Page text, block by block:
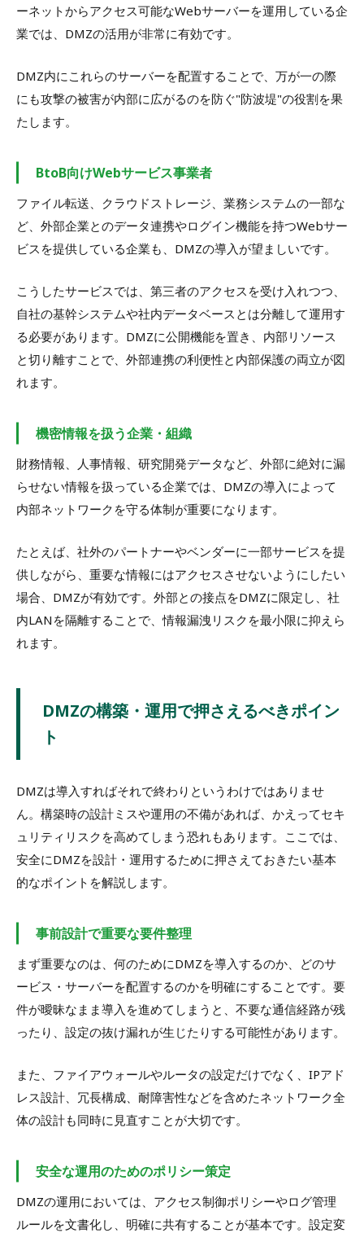
ーネットからアクセス可能なWebサーバーを運用している企
業では、DMZの活用が非常に有効です。
DMZ内にこれらのサーバーを配置することで、万が一の際
にも攻撃の被害が内部に広がるのを防ぐ"防波堤"の役割を果
たします。
BtoB向けWebサービス事業者
ファイル転送、クラウドストレージ、業務システムの一部な
ど、外部企業とのデータ連携やログイン機能を持つWebサー
ビスを提供している企業も、DMZの導入が望ましいです。
こうしたサービスでは、第三者のアクセスを受け入れつつ、
自社の基幹システムや社内データベースとは分離して運用す
る必要があります。DMZに公開機能を置き、内部リソース
と切り離すことで、外部連携の利便性と内部保護の両立が図
れます。
機密情報を扱う企業・組織
財務情報、人事情報、研究開発データなど、外部に絶対に漏
らせない情報を扱っている企業では、DMZの導入によって
内部ネットワークを守る体制が重要になります。
たとえば、社外のパートナーやベンダーに一部サービスを提
供しながら、重要な情報にはアクセスさせないようにしたい
場合、DMZが有効です。外部との接点をDMZに限定し、社
内LANを隔離することで、情報漏洩リスクを最小限に抑えら
れます。
DMZの構築・運用で押さえるべきポイン
ト
DMZは導入すればそれで終わりというわけではありませ
ん。構築時の設計ミスや運用の不備があれば、かえってセキ
ュリティリスクを高めてしまう恐れもあります。ここでは、
安全にDMZを設計・運用するために押さえておきたい基本
的なポイントを解説します。
事前設計で重要な要件整理
まず重要なのは、何のためにDMZを導入するのか、どのサ
ービス・サーバーを配置するのかを明確にすることです。要
件が曖昧なまま導入を進めてしまうと、不要な通信経路が残
ったり、設定の抜け漏れが生じたりする可能性があります。
また、ファイアウォールやルータの設定だけでなく、IPアド
レス設計、冗長構成、耐障害性などを含めたネットワーク全
体の設計も同時に見直すことが大切です。
安全な運用のためのポリシー策定
DMZの運用においては、アクセス制御ポリシーやログ管理
ルールを文書化し、明確に共有することが基本です。設定変